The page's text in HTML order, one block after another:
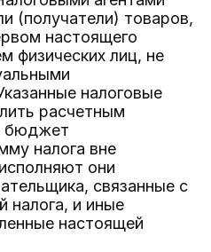
(получатели) товаров,
настоящего
физических лиц, не
налоговые
расчетным
бюджет
налога вне
они
связанные с
налога, и иные
настоящей